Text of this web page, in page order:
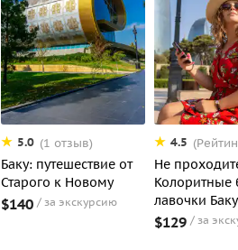
5.0 (1 отзыв)
Баку: путешествие от
Старого к Новому
$140 за экскурсию
4.5
Не
Колоритные
лавочки
$129 за